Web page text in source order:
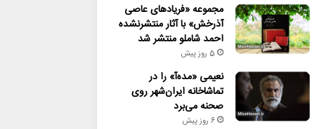
مجموعه «فریادهای عاصی
آذرخش» با آثار منتشرنشده
احمد شاملو منتشر شد
5 روز پیش
نعیمی «مده‌آ» را در
تماشاخانه ایران‌شهر روی
صحنه می‌برد
6 روز پیش